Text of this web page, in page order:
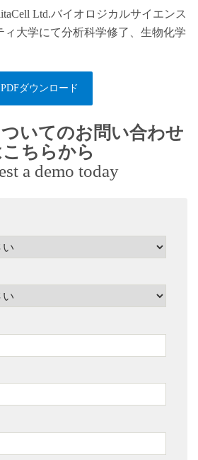
Ltd.バイオロジカルサイエンス
ィ大学にて分析科学修了、生物化学
PDFダウンロード
いてのお問い合わせ
ちらから
a demo today